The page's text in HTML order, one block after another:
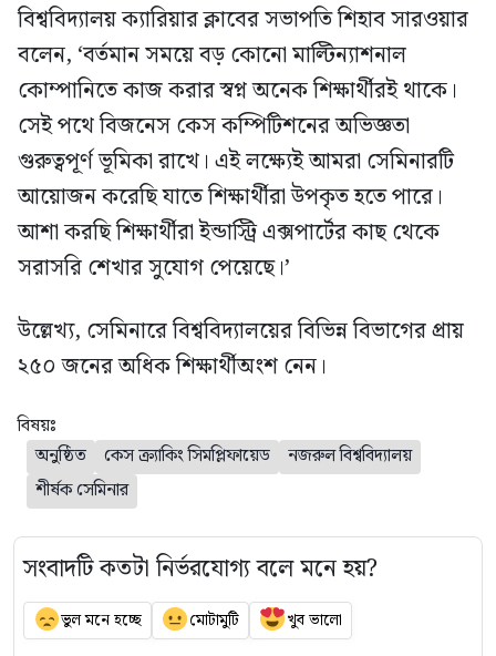
বিশ্ববিদ্যালয় ক্যারিয়ার ক্লাবের সভাপতি শিহাব সারওয়ার
বলেন, ‘বর্তমান সময়ে বড় কোনো মাল্টিন্যাশনাল
কোম্পানিতে কাজ করার স্বপ্ন অনেক শিক্ষার্থীরই থাকে।
সেই পথে বিজনেস কেস কম্পিটিশনের অভিজ্ঞতা
গুরুত্বপূর্ণ ভূমিকা রাখে। এই লক্ষ্যেই আমরা সেমিনারটি
আয়োজন করেছি যাতে শিক্ষার্থীরা উপকৃত হতে পারে।
আশা করছি শিক্ষার্থীরা ইন্ডাস্ট্রি এক্সপার্টের কাছ থেকে
সরাসরি শেখার সুযোগ পেয়েছে।’
উল্লেখ্য, সেমিনারে বিশ্ববিদ্যালয়ের বিভিন্ন বিভাগের প্রায়
২৫০ জনের অধিক শিক্ষার্থীঅংশ নেন।
বিষয়ঃ
অনুষ্ঠিত
কেস ক্র্যাকিং সিমপ্লিফায়েড
নজরুল বিশ্ববিদ্যালয়
শীর্ষক সেমিনার
সংবাদটি কতটা নির্ভরযোগ্য বলে মনে হয়?
ভুল মনে হচ্ছে মোটামুটি খুব ভালো